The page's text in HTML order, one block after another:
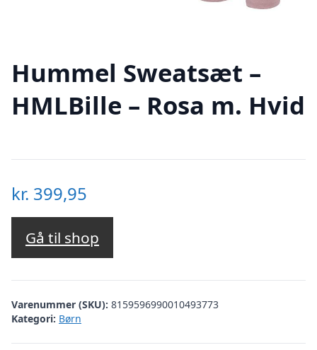
Hummel Sweatsæt –
HMLBille – Rosa m. Hvid
kr. 399,95
Gå til shop
Varenummer (SKU): 8159596990010493773
Kategori: Børn